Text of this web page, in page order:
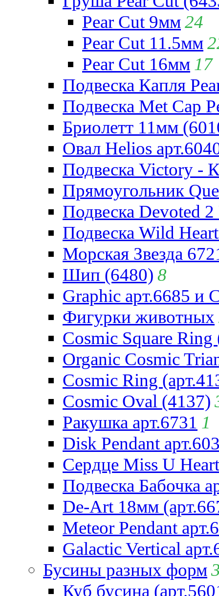
Pear Cut 9мм24
Pear Cut 11.5мм
Pear Cut 16мм 17
Подвеска Капля
Подвеска Met Cap
Бриолетт 11мм
Овал Helios
Подвеска Victory -
Прямоугольник
Подвеска Devoted
Подвеска Wild
Морская Звезда
Шип (6480) 8
Graphic арт.6685 и
Фигурки животных
Cosmic Square Ring
Organic Cosmic
Cosmic Ring
Cosmic Oval (4137)
Ракушка арт.6731 1
Disk Pendant
Сердце Miss U
Подвеска Бабочка
De-Art 18мм
Meteor Pendant
Galactic Vertical
Бусины разных форм
Куб бусина